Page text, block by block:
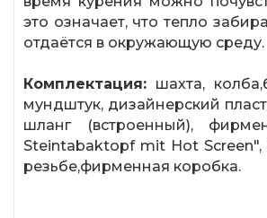
это означает, что тепло
отдаётся в окружающую среду.
Комплектация: шахта,
мундштук, дизайнерский
шланг (встроенный),
Steintabaktopf mit Hot
резьбе,фирменная коробка.